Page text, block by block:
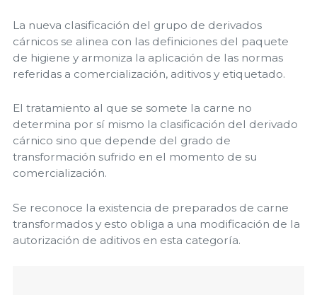
La nueva clasificación del grupo de derivados
cárnicos se alinea con las definiciones del paquete
de higiene y armoniza la aplicación de las normas
referidas a comercialización, aditivos y etiquetado.
El tratamiento al que se somete la carne no
determina por sí mismo la clasificación del derivado
cárnico sino que depende del grado de
transformación sufrido en el momento de su
comercialización.
Se reconoce la existencia de preparados de carne
transformados y esto obliga a una modificación de la
autorización de aditivos en esta categoría.